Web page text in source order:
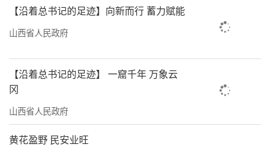
旅游搜索热度上涨63%。飞猪数据显示，今年
暑期，包括门票、租车、线路游等在内的山西
除了与游戏合作，近期山西在文旅推广方
面多向发力。例如，创新宣传方式，提升知名
度，邀请网络名人到山西做文旅系列直播，通
过网络平台介绍山西的古建筑以及人文、风
【沿着总书记的足迹】向新而行 蓄力赋能
山西省人民政府
【沿着总书记的足迹】 一窟千年 万象云
冈
山西省人民政府
黄花盈野 民安业旺